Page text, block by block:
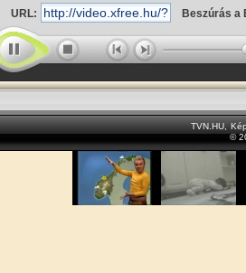
URL: Beszúrás a
TVN.HU
©